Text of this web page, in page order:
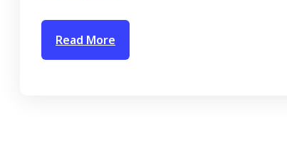
Read More